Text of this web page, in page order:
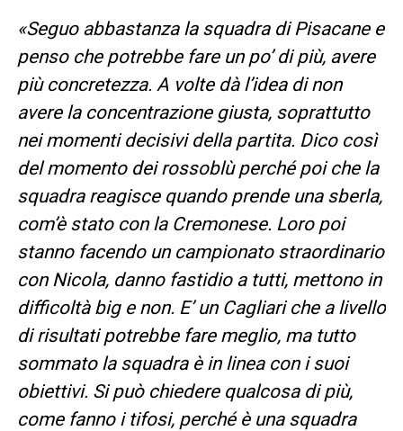
«Seguo abbastanza la squadra di Pisacane e
penso che potrebbe fare un po’ di più, avere
più concretezza. A volte dà l’idea di non
avere la concentrazione giusta, soprattutto
nei momenti decisivi della partita. Dico così
del momento dei rossoblù perché poi che la
squadra reagisce quando prende una sberla,
com’è stato con la Cremonese. Loro poi
stanno facendo un campionato straordinario
con Nicola, danno fastidio a tutti, mettono in
difficoltà big e non. E’ un Cagliari che a livello
di risultati potrebbe fare meglio, ma tutto
sommato la squadra è in linea con i suoi
obiettivi. Si può chiedere qualcosa di più,
come fanno i tifosi, perché è una squadra